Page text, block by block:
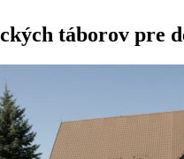
táborov pre